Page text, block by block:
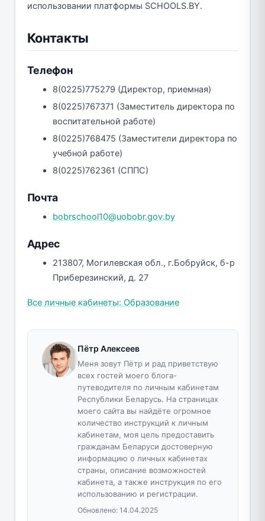
использовании платформы SCHOOLS.BY.
Контакты
Телефон
8(0225)775279 (Директор, приемная)
8(0225)767371 (Заместитель директора по
воспитательной работе)
8(0225)768475 (Заместители директора по
учебной работе)
8(0225)762361 (СППС)
Почта
bobrschool10@uobobr.gov.by
Адрес
213807, Могилевская обл., г.Бобруйск, б-р
Приберезинский, д. 27
Все личные кабинеты: Образование
Пётр Алексеев
Меня зовут Пётр и рад приветствую
всех гостей моего блога-
путеводителя по личным кабинетам
Республики Беларусь. На страницах
моего сайта вы найдёте огромное
количество инструкций к личным
кабинетам, моя цель предоставить
гражданам Беларуси достоверную
информацию о личных кабинетах
страны, описание возможностей
кабинета, а также инструкция по его
использованию и регистрации.
Обновлено: 14.04.2025